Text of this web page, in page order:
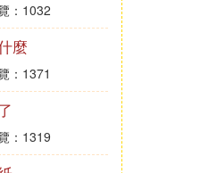
：1032
麼
：1371
：1319